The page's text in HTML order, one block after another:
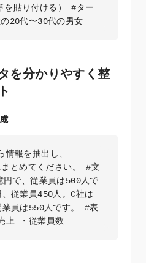
を貼り付ける） #ター
20代〜30代の男女
を分かりやすく整
報を抽出し、
とめてください。 #文
で、従業員は500人で
従業員450人。C社は
員は550人です。 #表
上 ・従業員数